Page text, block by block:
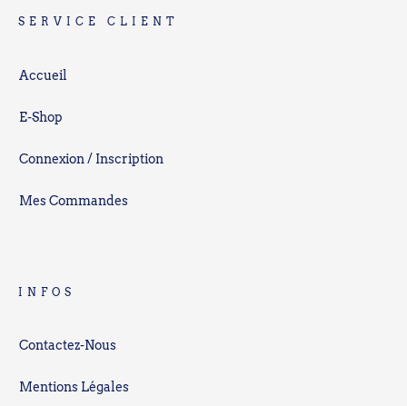
SERVICE CLIENT
Accueil
E-Shop
Connexion / Inscription
Mes Commandes
INFOS
Contactez-Nous
Mentions Légales